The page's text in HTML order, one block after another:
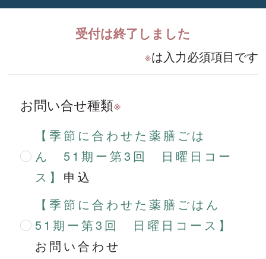
受付は終了しました
※は入力必須項目です
お問い合せ種類※
【季節に合わせた薬膳ごは
ん 51期ー第3回 日曜日コー
ス】 申込
【季節に合わせた薬膳ごはん
51期ー第3回 日曜日コース】
お問い合わせ